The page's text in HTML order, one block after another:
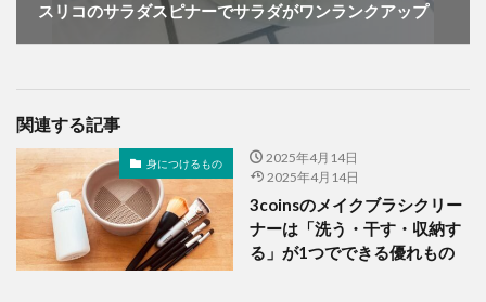
スリコのサラダスピナーでサラダがワンランクアップ
関連する記事
身につけるもの
2025年4月14日
2025年4月14日
3coinsのメイクブラシクリー
ナーは「洗う・干す・収納す
る」が1つでできる優れもの